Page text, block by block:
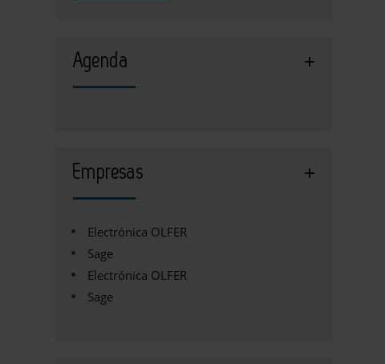
Agenda
Empresas
Electrónica OLFER
Sage
Electrónica OLFER
Sage